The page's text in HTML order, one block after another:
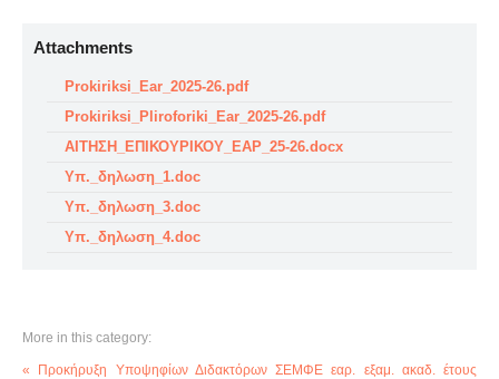
Attachments
Prokiriksi_Ear_2025-26.pdf
Prokiriksi_Pliroforiki_Ear_2025-26.pdf
ΑΙΤΗΣΗ_ΕΠΙΚΟΥΡΙΚΟΥ_ΕΑΡ_25-26.docx
Υπ._δηλωση_1.doc
Υπ._δηλωση_3.doc
Υπ._δηλωση_4.doc
More in this category:
« Προκήρυξη Υποψηφίων Διδακτόρων ΣΕΜΦΕ εαρ. εξαμ. ακαδ. έτους